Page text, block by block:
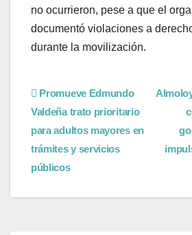
no ocurrieron, pese a que el
documentó violaciones a
durante la movilización.
Promueve Edmundo
Valdeña trato prioritario
para adultos mayores en
trámites y servicios
públicos